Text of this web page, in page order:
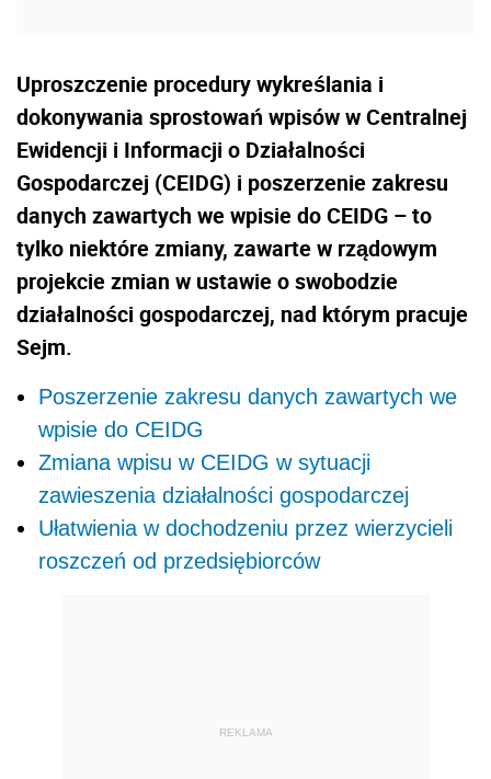
Uproszczenie procedury wykreślania i
dokonywania sprostowań wpisów w Centralnej
Ewidencji i Informacji o Działalności
Gospodarczej (CEIDG) i poszerzenie zakresu
danych zawartych we wpisie do CEIDG – to
tylko niektóre zmiany, zawarte w rządowym
projekcie zmian w ustawie o swobodzie
działalności gospodarczej, nad którym pracuje
Sejm.
Poszerzenie zakresu danych zawartych we
wpisie do CEIDG
Zmiana wpisu w CEIDG w sytuacji
zawieszenia działalności gospodarczej
Ułatwienia w dochodzeniu przez wierzycieli
roszczeń od przedsiębiorców
REKLAMA